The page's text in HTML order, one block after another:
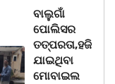
ବାଲୁଗାଁ
ପୋଲିସର
ତତ୍‌ପରତା,ହଜି
ଯାଇଥିବା
ମୋବାଇଲ